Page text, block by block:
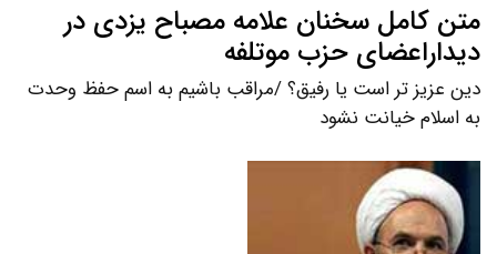
متن کامل سخنان علامه مصباح یزدی در
دیداراعضای حزب موتلفه
دین عزیز تر است یا رفیق؟ /مراقب باشیم به اسم حفظ وحدت
به اسلام خیانت نشود